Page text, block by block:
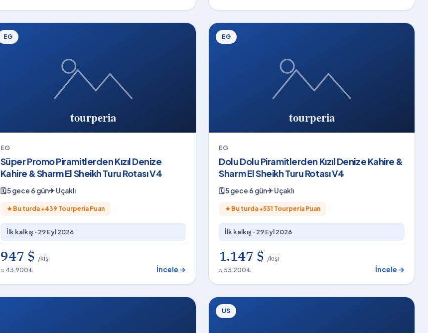
EG
EG
Süper Promo Piramitlerden Kızıl Denize
Kahire & Sharm El Sheikh Turu Rotası V4
🗓5 gece 6 gün✈Uçaklı
★ Bu turda +439 Tourperia Puan
İlk kalkış · 29 Eyl 2026
947 $ /kişi
≈ 43.900 ₺
İncele →
EG
EG
Dolu Dolu Piramitlerden Kızıl Denize Kahire &
Sharm El Sheikh Turu Rotası V4
🗓5 gece 6 gün✈Uçaklı
★ Bu turda +531 Tourperia Puan
İlk kalkış · 29 Eyl 2026
1.147 $ /kişi
≈ 53.200 ₺
İncele →
US